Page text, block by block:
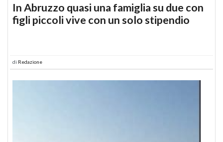
In Abruzzo quasi una famiglia su due con
figli piccoli vive con un solo stipendio
di Redazione